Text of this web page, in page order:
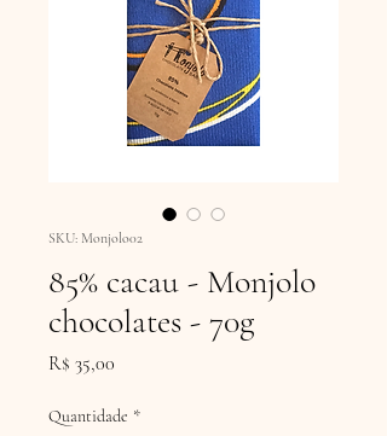
SKU: Monjolo02
85% cacau - Monjolo
chocolates - 70g
R$ 35,00
Quantidade *